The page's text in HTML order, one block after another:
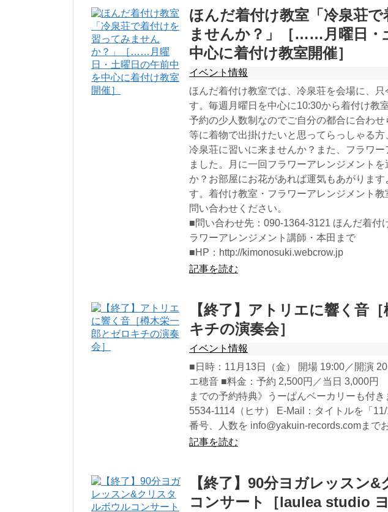
ほんだ着付け教室「冷泉荘
ませんか？」［……月曜日・
中心に着付け教室開催］
イベント情報
ほんだ着付け教室では、冷泉荘を会場に、
す。毎週月曜日を中心に10:30から着付け教
予約の少人数制なのでご自分の都合に合わ
等に着物で出掛けたいと思ってらっしゃる方
冷泉荘に習いに来ませんか？また、フラワ
ました。月に一回フラワーアレンジメント
か？お部屋にお花があれば運気もあがります
す。着付け教室・フラワーアレンジメント
問い合わせください。
■問い合わせ先：090-1364-3121 ほんだ着付
ラワーアレンジメント講師・本田まで
■HP：http://kimonosuki.webcrow.jp
記事を読む
【終了】アトリエに響く音
キチの演奏会］
イベント情報
■日時：11月13日（金） 開場 19:00／開演
エ穂音 ■料金：予約 2,500円／当日 3,000円
までの予約特典》うーぱんベーカリーも付
5534-1114（ヒサ） E-Mail：タイトルを「
番号、人数を info@yakuin-records.comまで
記事を読む
【終了】90分ヨガレッスン
コンサート［laulea studio